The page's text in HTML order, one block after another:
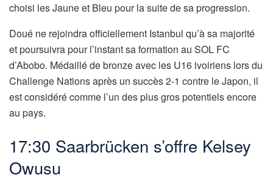
choisi les Jaune et Bleu pour la suite de sa progression.
Doué ne rejoindra officiellement Istanbul qu’à sa majorité
et poursuivra pour l’instant sa formation au SOL FC
d’Abobo. Médaillé de bronze avec les U16 ivoiriens lors du
Challenge Nations après un succès 2-1 contre le Japon, il
est considéré comme l’un des plus gros potentiels encore
au pays.
17:30 Saarbrücken s’offre Kelsey
Owusu